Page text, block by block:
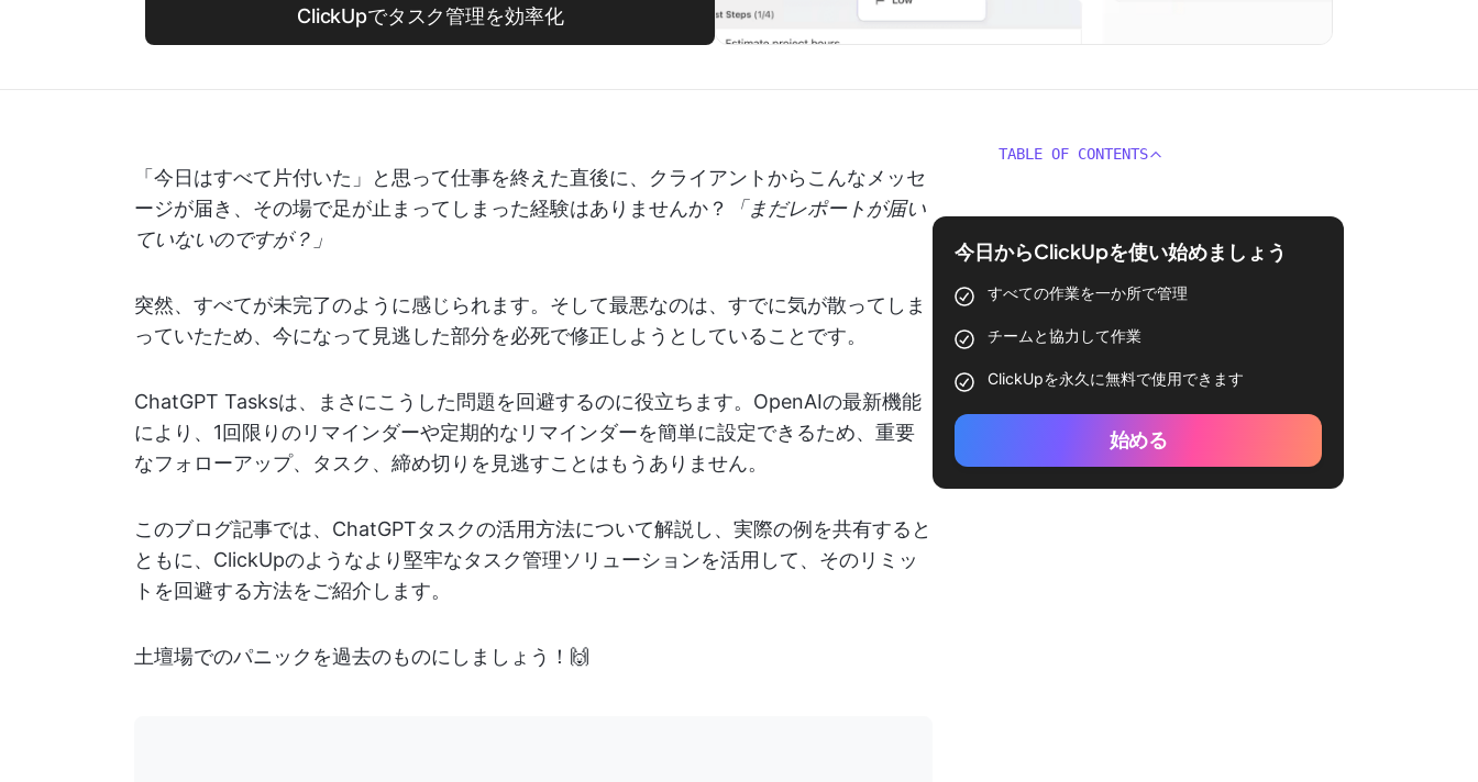
ClickUpでタスク管理を効率化
「今日はすべて片付いた」と思って仕事を終えた直後に、クライアントからこんなメッセ
ージが届き、その場で足が止まってしまった経験はありませんか？
「まだレポートが届い
ていないのですが？」
突然、すべてが未完了のように感じられます。そして最悪なのは、すでに気が散ってしま
っていたため、今になって見逃した部分を必死で修正しようとしていることです。
ChatGPT Tasksは、まさにこうした問題を回避するのに役立ちます。OpenAIの最新機能
により、1回限りのリマインダーや定期的なリマインダーを簡単に設定できるため、重要
なフォローアップ、タスク、締め切りを見逃すことはもうありません。
このブログ記事では、ChatGPTタスクの活用方法について解説し、実際の例を共有すると
ともに、ClickUpのようなより堅牢なタスク管理ソリューションを活用して、そのリミッ
トを回避する方法をご紹介します。
土壇場でのパニックを過去のものにしましょう！🙌
TABLE OF CONTENTS
今日からClickUpを使い始めましょう
すべての作業を一か所で管理
チームと協力して作業
ClickUpを永久に無料で使用できます
始める